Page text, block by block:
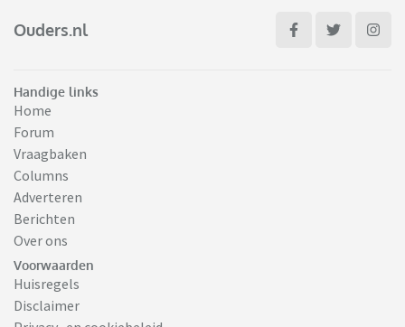
Ouders.nl
Handige links
Home
Forum
Vraagbaken
Columns
Adverteren
Berichten
Over ons
Voorwaarden
Huisregels
Disclaimer